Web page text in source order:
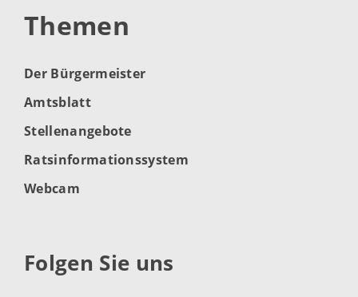
Themen
Der Bürgermeister
Amtsblatt
Stellenangebote
Ratsinformationssystem
Webcam
Folgen Sie uns